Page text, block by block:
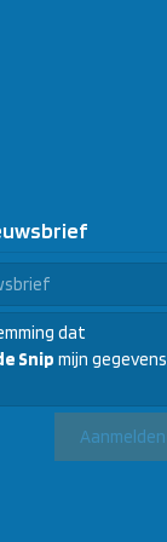
dat
Snip mijn gegevens